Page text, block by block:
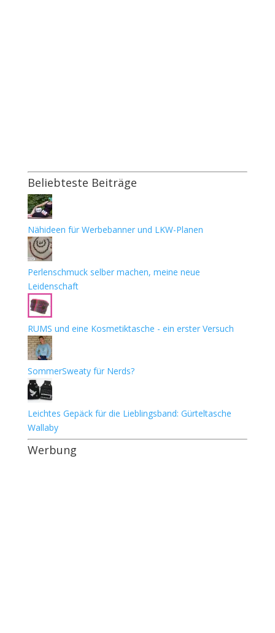
Beliebteste Beiträge
Nähideen für Werbebanner und LKW-Planen
Perlenschmuck selber machen, meine neue
Leidenschaft
RUMS und eine Kosmetiktasche - ein erster Versuch
SommerSweaty für Nerds?
Leichtes Gepäck für die Lieblingsband: Gürteltasche
Wallaby
Werbung